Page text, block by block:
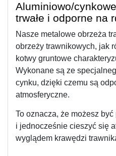
Aluminiowo/
trwałe i odporne na
Nasze metalowe obrzeża
obrzeży trawnikowych, jak
kotwy gruntowe
Wykonane są ze
cynku, dzięki czemu są
atmosferyczne.
To oznacza, że możesz
i jednocześnie cieszyć się
wyglądem krawędzi